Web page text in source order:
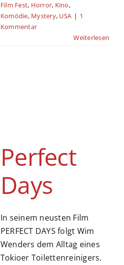
Film Fest, Horror, Kino,
Komödie, Mystery, USA | 1
Kommentar
Weiterlesen
Perfect
Days
In seinem neusten Film
PERFECT DAYS folgt Wim
Wenders dem Alltag eines
Tokioer Toilettenreinigers.